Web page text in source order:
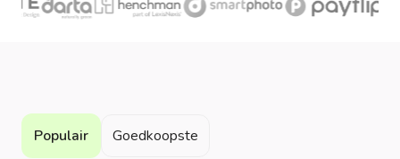
Populair Goedkoopste